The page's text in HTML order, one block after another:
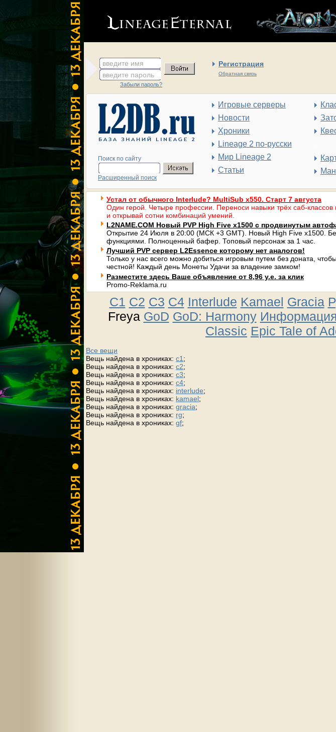
введите имя Регистрация
Обратная связь
введите пароль
Забыли пароль?
Поиск по сайту
Расширенный поиск
Игровые серверы
Новости
Хроники
Lineage 2 по-русски
Мир Lineage 2
Статьи
Устал от обычного Interlude? MultiSub x550. Старт 7 августа
Один герой. Четыре профессии. Переноси навыки трёх саб-классов
и открывай сотни комбинаций умений.
L2NAME.COM Новый PVP High Five x1500 с продвинутым
Открытие 24 Июля в 20:00 (МСК +3 GMT). Новый High Five x1500.
функциями. Полноценный бафер. Топовый персонаж за 1 час.
Лучший PVP сервер L2Essence которому нет аналогов!
Только у нас всего можно добиться игровым путем без доната,
честной! Каждый день Монеты Удачи за владение замком!
Разместите здесь Ваше объявление от 8,96 у.е. за клик
Promo-Reklama.ru
C1 C2 C3 C4 Interlude Kamael Gracia
Freya GoD GoD: Harmony
Classic Epic Tale of
Все вещи
Вещь найдена в хрониках: c1 ;
Вещь найдена в хрониках: c2;
Вещь найдена в хрониках: c3;
Вещь найдена в хрониках: c4;
Вещь найдена в хрониках: interlude;
Вещь найдена в хрониках: kamael;
Вещь найдена в хрониках: gracia;
Вещь найдена в хрониках: rg;
Вещь найдена в хрониках: gf;